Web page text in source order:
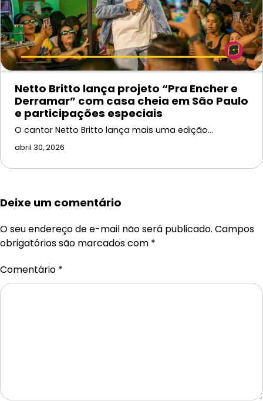
Netto Britto lança projeto “Pra Encher e
Derramar” com casa cheia em São Paulo
e participações especiais
O cantor Netto Britto lança mais uma edição…
abril 30, 2026
Deixe um comentário
O seu endereço de e-mail não será publicado. Campos
obrigatórios são marcados com *
Comentário *